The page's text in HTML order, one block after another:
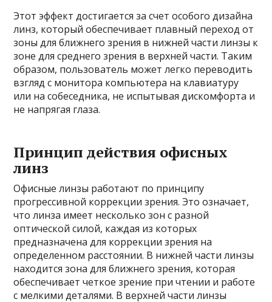
Этот эффект достигается за счет особого дизайна
линз, который обеспечивает плавный переход от
зоны для ближнего зрения в нижней части линзы к
зоне для среднего зрения в верхней части. Таким
образом, пользователь может легко переводить
взгляд с монитора компьютера на клавиатуру
или на собеседника, не испытывая дискомфорта и
не напрягая глаза.
Принцип действия офисных
линз
Офисные линзы работают по принципу
прогрессивной коррекции зрения. Это означает,
что линза имеет несколько зон с разной
оптической силой, каждая из которых
предназначена для коррекции зрения на
определенном расстоянии. В нижней части линзы
находится зона для ближнего зрения, которая
обеспечивает четкое зрение при чтении и работе
с мелкими деталями. В верхней части линзы